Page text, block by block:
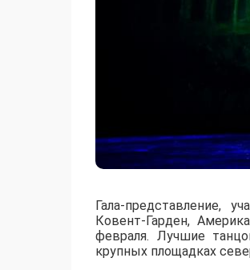
Гала-представление,
Ковент-Гарден,
февраля. Лучшие
крупных площадках